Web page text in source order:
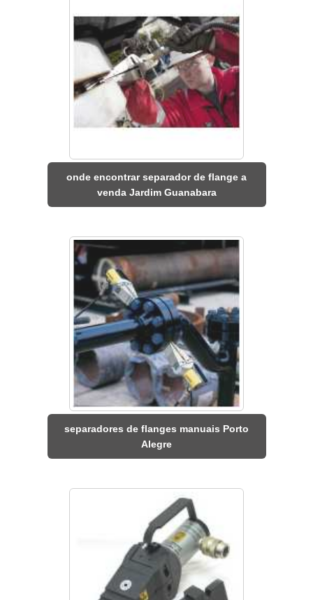
onde encontrar separador de flange a
venda Jardim Guanabara
separadores de flanges manuais Porto
Alegre